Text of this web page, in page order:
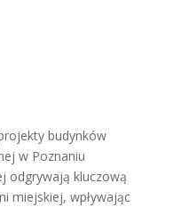
budynków
w Poznaniu
odgrywają kluczową
miejskiej, wpływając